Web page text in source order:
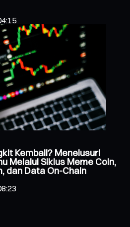
Kembali? Menelusuri
Melalui Siklus Meme Coin,
dan Data On-Chain